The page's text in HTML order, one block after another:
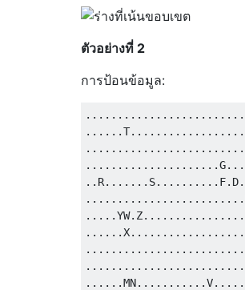
ตัวอย่างที่ 2
การป้อนข้อมูล: